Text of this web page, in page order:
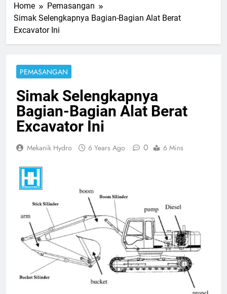
Home
Pemasangan
Simak Selengkapnya Bagian-Bagian Alat Berat
Excavator Ini
PEMASANGAN
Simak Selengkapnya
Bagian-Bagian Alat Berat
Excavator Ini
Mekanik Hydro 6 Years Ago 0 6 Mins